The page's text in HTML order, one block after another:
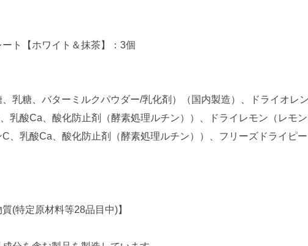
ト【ホワイト＆抹茶】：3個
乳糖、バターミルクパウダー/乳化剤）（国内製造）、ドライオレ
乳酸Ca、酸化防止剤（酵素処理ルチン））、ドライレモン（レモ
、乳酸Ca、酸化防止剤（酵素処理ルチン））、フリーズドライピ
質(特定原材料等28品目中)】